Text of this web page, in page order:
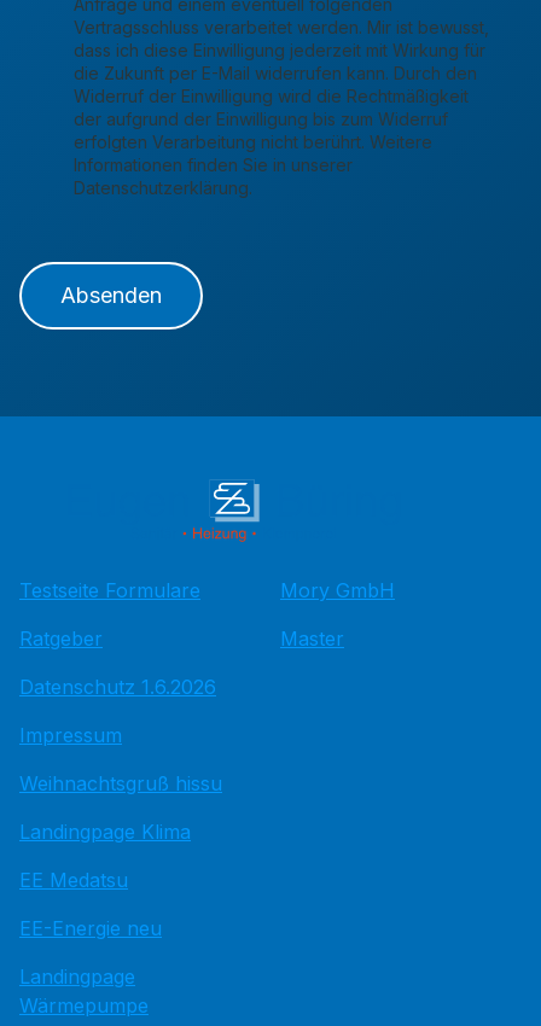
Anfrage und einem eventuell folgenden
Vertragsschluss verarbeitet werden. Mir ist bewusst,
dass ich diese Einwilligung jederzeit mit Wirkung für
die Zukunft per E-Mail widerrufen kann. Durch den
Widerruf der Einwilligung wird die Rechtmäßigkeit
der aufgrund der Einwilligung bis zum Widerruf
erfolgten Verarbeitung nicht berührt. Weitere
Informationen finden Sie in unserer
Datenschutzerklärung.
Absenden
Testseite Formulare
Ratgeber
Datenschutz 1.6.2026
Impressum
Weihnachtsgruß hissu
Landingpage Klima
EE Medatsu
EE-Energie neu
Landingpage
Wärmepumpe
Mory GmbH
Master